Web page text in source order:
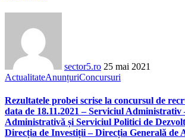
sector5.ro 25 mai 2021
ActualitateAnunțuriConcursuri
Rezultatele probei scrise la concursul de
data de 18.11.2021 – Serviciul Administrativ
Administrativă și Serviciul Politici de
Direcția de Investiții – Direcția Generală de